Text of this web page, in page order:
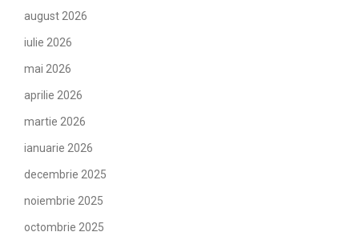
august 2026
iulie 2026
mai 2026
aprilie 2026
martie 2026
ianuarie 2026
decembrie 2025
noiembrie 2025
octombrie 2025